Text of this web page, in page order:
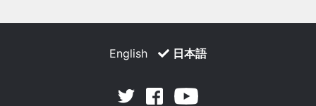
English 日本語
Twitter Facebook